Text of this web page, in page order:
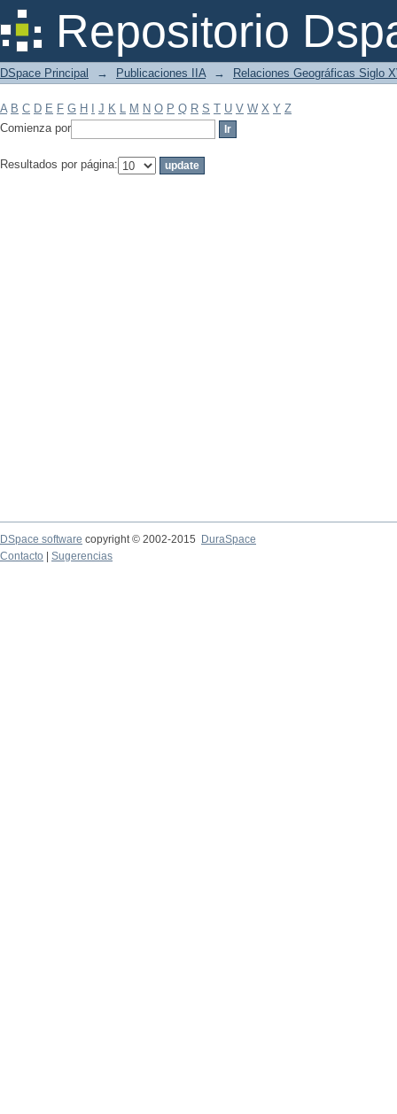
Repositorio
Filtrar por: Materia
DSpace Principal → Publicaciones IIA → Relaciones Geográficas Siglo
A B C D E F G H J K L M N O P Q R S T U V W X Y Z
Comienza por
Resultados por página:
DSpace software copyright © 2002-2015
DuraSpace
Contacto
Sugerencias